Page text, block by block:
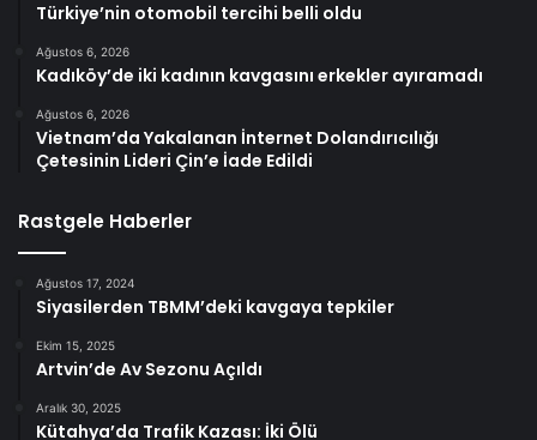
Türkiye’nin otomobil tercihi belli oldu
Ağustos 6, 2026
Kadıköy’de iki kadının kavgasını erkekler ayıramadı
Ağustos 6, 2026
Vietnam’da Yakalanan İnternet Dolandırıcılığı
Çetesinin Lideri Çin’e İade Edildi
Rastgele Haberler
Ağustos 17, 2024
Siyasilerden TBMM’deki kavgaya tepkiler
Ekim 15, 2025
Artvin’de Av Sezonu Açıldı
Aralık 30, 2025
Kütahya’da Trafik Kazası: İki Ölü